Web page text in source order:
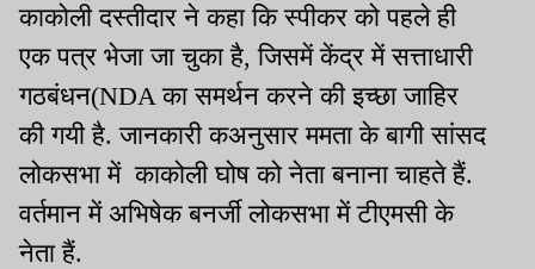
काकोली दस्तीदार ने कहा कि स्पीकर को पहले ही
एक पत्र भेजा जा चुका है, जिसमें केंद्र में सत्ताधारी
गठबंधन(NDA का समर्थन करने की इच्छा जाहिर
की गयी है. जानकारी कअनुसार ममता के बागी सांसद
लोकसभा में काकोली घोष को नेता बनाना चाहते हैं.
वर्तमान में अभिषेक बनर्जी लोकसभा में टीएमसी के
नेता हैं.